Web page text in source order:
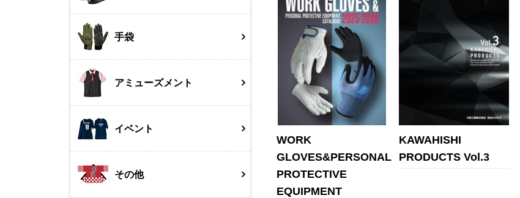
WORK
GLOVES&PERSONAL
PROTECTIVE
EQUIPMENT
KAWAHISHI
PRODUCTS Vol.3
手袋
アミューズメント
イベント
その他